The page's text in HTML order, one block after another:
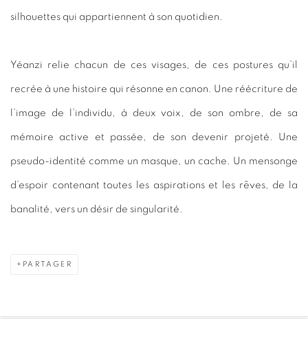
silhouettes qui appartiennent à son quotidien.
Yéanzi relie chacun de ces visages, de ces postures qu’il
recrée à une histoire qui résonne en canon. Une réécriture de
l’image de l’individu, à deux voix, de son ombre, de sa
mémoire active et passée, de son devenir projeté. Une
pseudo-identité comme un masque, un cache. Un mensonge
d’espoir contenant toutes les aspirations et les rêves, de la
banalité, vers un désir de singularité.
PARTAGER